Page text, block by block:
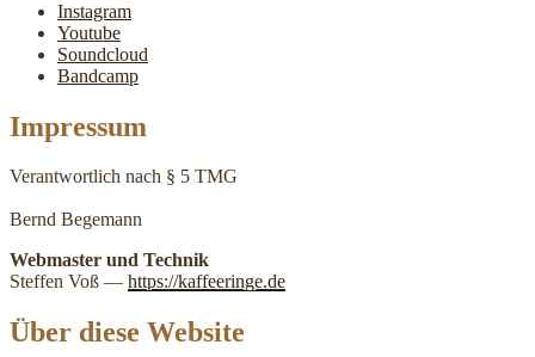
Instagram
Youtube
Soundcloud
Bandcamp
Impressum
Ver­ant­wort­lich nach § 5 TMG
Bernd Bege­mann
Web­mas­ter und Technik
Stef­fen Voß — https://kaf​fee​ringe​.de
Über diese Website